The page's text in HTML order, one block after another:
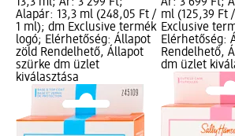
13,3 ml; Ár: 3 299 Ft;
Alapár: 13,3 ml (248,05 Ft /
1 ml); dm Exclusive termék
logó; Elérhetőség: Állapot
zöld Rendelhető, Állapot
szürke dm üzlet
kiválasztása
Ár: 3 699 Ft;
ml (125,39 Ft
Exclusive
Elérhetőség:
Rendelhető,
dm üzlet